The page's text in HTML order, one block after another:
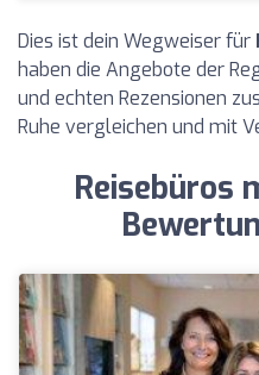
Dies ist dein Wegweiser für
haben die Angebote der
und echten Rezensionen
Ruhe vergleichen und mit
Reisebüros